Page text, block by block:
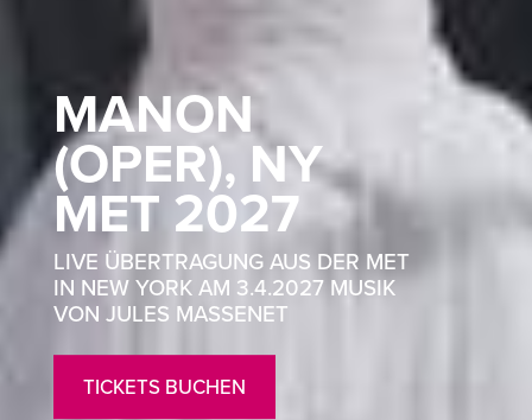
MANON
(OPER), NY
MET 2027
LIVE ÜBERTRAGUNG AUS DER MET
IN NEW YORK AM 3.4.2027 MUSIK
VON JULES MASSENET
TICKETS BUCHEN